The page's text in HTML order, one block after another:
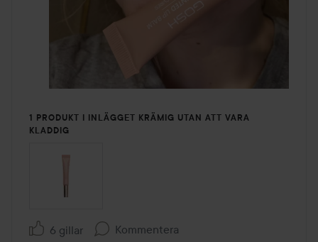
1 PRODUKT I INLÄGGET KRÄMIG UTAN ATT VARA
KLADDIG
6 gillar Kommentera